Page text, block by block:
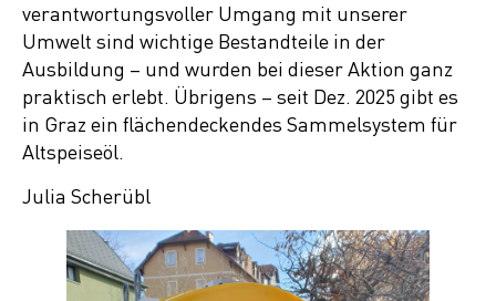
verantwortungsvoller Umgang mit unserer
Umwelt sind wichtige Bestandteile in der
Ausbildung – und wurden bei dieser Aktion ganz
praktisch erlebt. Übrigens – seit Dez. 2025 gibt es
in Graz ein flächendeckendes Sammelsystem für
Altspeiseöl.
Julia Scherübl